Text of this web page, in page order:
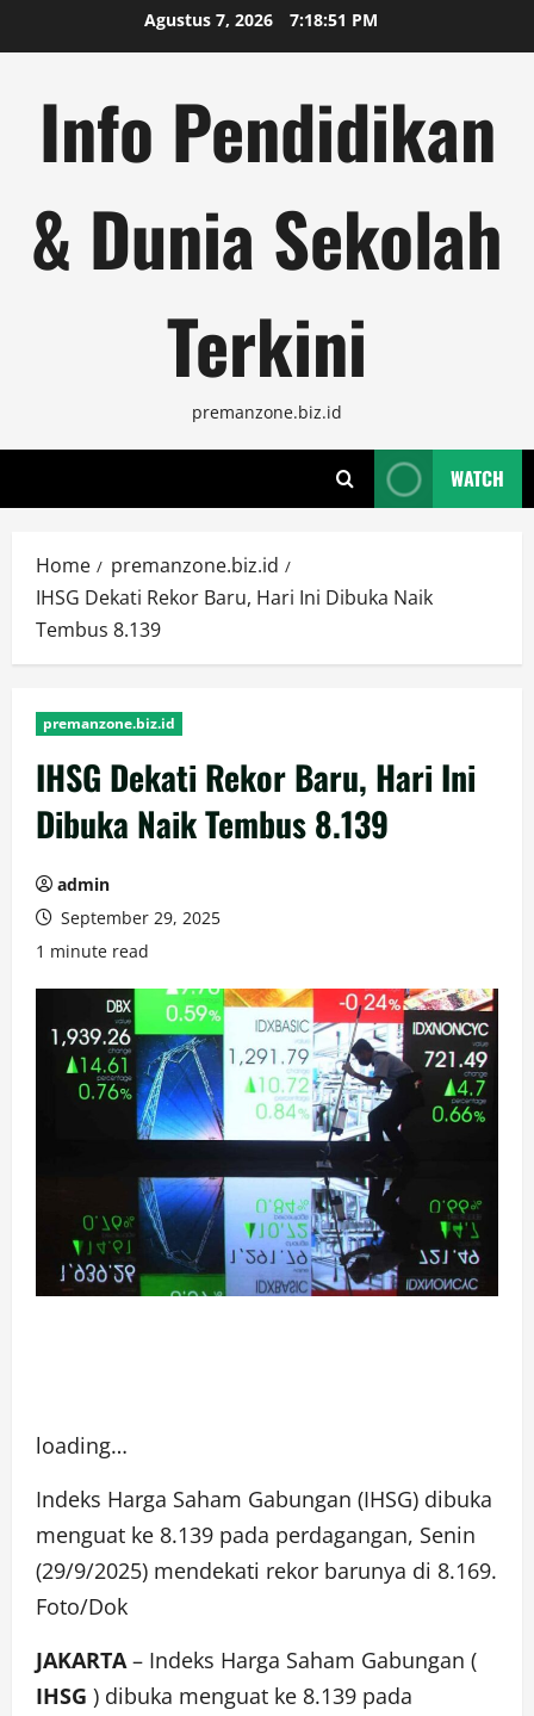
to
Agustus 7, 2026 7:18:52 PM
Info Pendidikan
& Dunia Sekolah
Terkini
premanzone.biz.id
WATCH
Home
premanzone.biz.id
IHSG Dekati Rekor Baru, Hari Ini Dibuka Naik
Tembus 8.139
premanzone.biz.id
IHSG Dekati Rekor Baru, Hari Ini
Dibuka Naik Tembus 8.139
admin
September 29, 2025
1 minute read
loading…
Indeks Harga Saham Gabungan (IHSG) dibuka
menguat ke 8.139 pada perdagangan, Senin
(29/9/2025) mendekati rekor barunya di 8.169.
Foto/Dok
JAKARTA– Indeks Harga Saham Gabungan (
IHSG ) dibuka menguat ke 8.139 pada